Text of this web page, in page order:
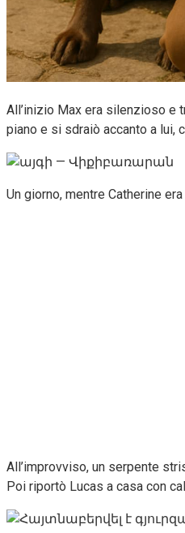
All’inizio Max era silenzioso e
piano e si sdraiò accanto a lui,
Un giorno, mentre Catherine
All’improvviso, un serpente
Poi riportò Lucas a casa con